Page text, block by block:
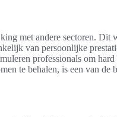
met andere sectoren. Dit
van persoonlijke
professionals om
te behalen, is een van de